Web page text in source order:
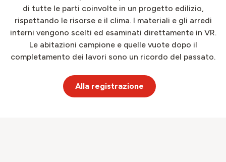
di tutte le parti coinvolte in un progetto edilizio,
rispettando le risorse e il clima. I materiali e gli arredi
interni vengono scelti ed esaminati direttamente in VR.
Le abitazioni campione e quelle vuote dopo il
completamento dei lavori sono un ricordo del passato.
Alla registrazione